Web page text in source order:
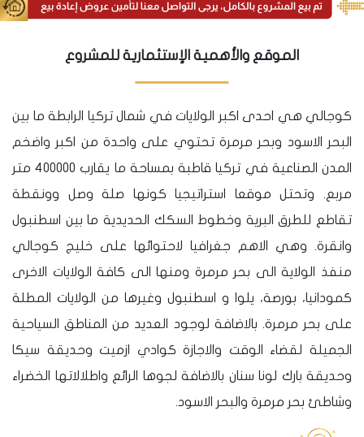
الموقع والأهمية الإستثمارية للمشروع
كوجالي هي احدى اكبر الولايات في شمال تركيا الرابطة ما بين
البحر الاسود وبحر مرمرة تحتوي على واحدة من اكبر واضخم
المدن الصناعية في تركيا قاطبة بمساحة ما يقارب 400000 متر
مربع. وتحتل موقعا استراتيجيا كونها صلة وصل وونقطة
تقاطع للطرق البرية وخطوط السكك الحديدية ما بين اسطنبول
وانقرة. وهي الاهم جغرافيا لاحتوائها على خليج كوجالي
منفذ الولاية الى بحر مرمرة ومنها الى كافة الولايات الاخرى
كمودانيا، بورصة، يلوا و اسطنبول وغيرها من الولايات المطلة
على بحر مرمرة. بالاضافة لوجود العديد من المناطق السياحية
الجميلة لقضاء الوقت والاجازة كوادي ازميت وحديقة سيكا
وحديقة بارك لونا سنان بالاضافة لجوها الرائع واطلالاتها الخضراء
وشاطئ بحر مرمرة والبحر الاسود.